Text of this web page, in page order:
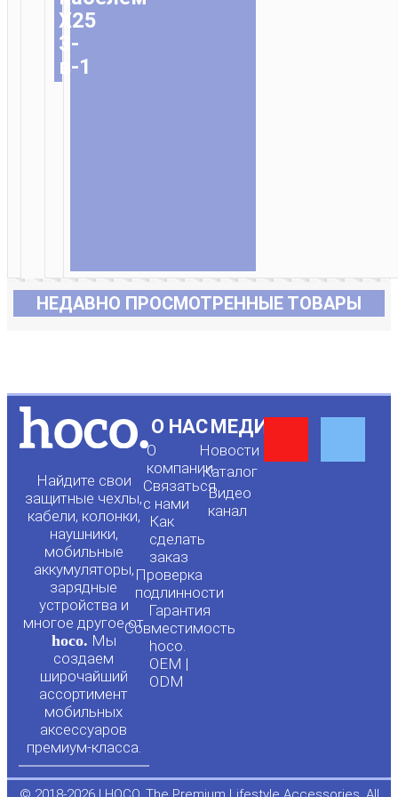
X25
3-
в-1
НЕДАВНО ПРОСМОТРЕННЫЕ ТОВАРЫ
Найдите свои
защитные чехлы,
кабели, колонки,
наушники,
мобильные
аккумуляторы,
зарядные
устройства и
многое другое от
hoco. Мы
создаем
широчайший
ассортимент
мобильных
аксессуаров
премиум-класса.
О НАС
О
компании
Связаться
с нами
Как
сделать
заказ
Проверка
подлинности
Гарантия
Совместимость
hoco.
OEM |
ODM
МЕДИА
Новости
Каталог
Видео
канал